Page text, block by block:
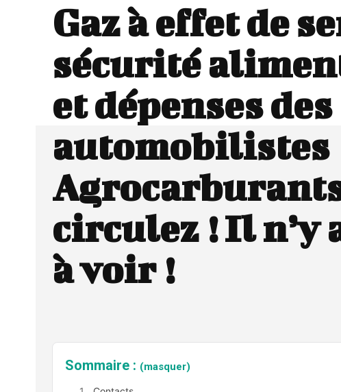
Gaz à effet de
sécurité
et dépenses des
automobilistes
circulez ! Il n’y
à voir !
Sommaire : (masquer)